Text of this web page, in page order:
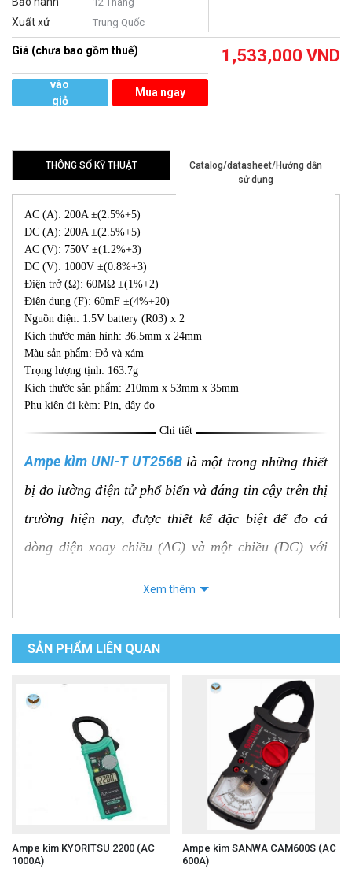
Xuất xứ Trung Quốc
Giá (chưa bao gồm thuế) 1,533,000 VND
vào
giỏ
Mua ngay
THÔNG SỐ KỸ THUẬT
Catalog/datasheet/Hướng dẫn
sử dụng
AC (A): 200A ±(2.5%+5)
DC (A): 200A ±(2.5%+5)
AC (V): 750V ±(1.2%+3)
DC (V): 1000V ±(0.8%+3)
Điện trở (Ω): 60MΩ ±(1%+2)
Điện dung (F): 60mF ±(4%+20)
Nguồn điện: 1.5V battery (R03) x 2
Kích thước màn hình: 36.5mm x 24mm
Màu sản phẩm: Đỏ và xám
Trọng lượng tịnh: 163.7g
Kích thước sản phẩm: 210mm x 53mm x 35mm
Phụ kiện đi kèm: Pin, dây đo
Chi tiết
Ampe kìm UNI-T UT256B là một trong những thiết
bị đo lường điện tử phổ biến và đáng tin cậy trên thị
trường hiện nay, được thiết kế đặc biệt để đo cả
dòng điện xoay chiều (AC) và một chiều (DC) với
lực cho các kỹ thuật viên, thợ điện và những người
thường xuyên làm việc với dòng điện trong các môi
trường công nghiệp và dân dụng.
Đặc điểm nổi bật của ampe kìm UNI-T
UT256B:
Đo dòng điện AC/DC:
Thiết bị đo được cả
dòng điện xoay chiều và một chiều với độ
chính xác các mạch điện.
Xem thêm
SẢN PHẨM LIÊN QUAN
Ampe kìm KYORITSU 2200 (AC
1000A)
Ampe kìm SANWA CAM600S (AC
600A)